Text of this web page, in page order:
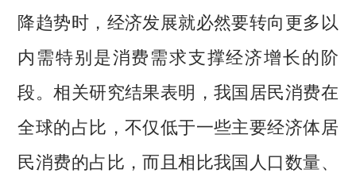
降趋势时，经济发展就必然要转向更多以
内需特别是消费需求支撑经济增长的阶
段。相关研究结果表明，我国居民消费在
全球的占比，不仅低于一些主要经济体居
民消费的占比，而且相比我国人口数量、